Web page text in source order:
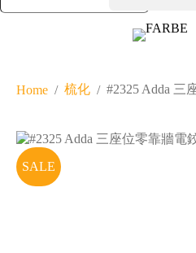
Home / 梳化 / #2325 Adda 三
SALE